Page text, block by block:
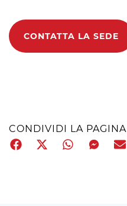
CONTATTA LA SEDE
CONDIVIDI LA PAGINA